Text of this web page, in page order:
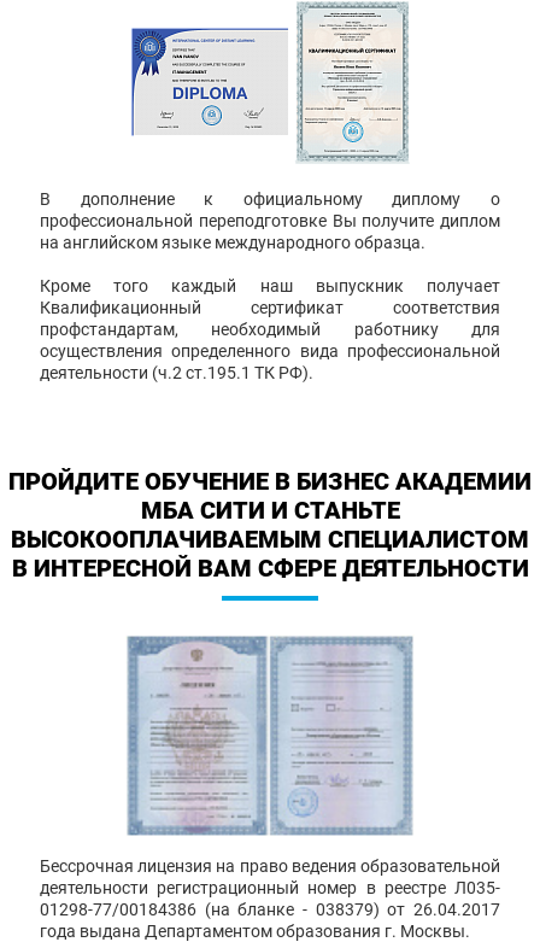
В дополнение к официальному диплому о
профессиональной переподготовке Вы получите диплом
на английском языке международного образца.
Кроме того каждый наш выпускник получает
Квалификационный сертификат соответствия
профстандартам, необходимый работнику для
осуществления определенного вида профессиональной
деятельности (ч.2 ст.195.1 ТК РФ).
ПРОЙДИТЕ ОБУЧЕНИЕ В БИЗНЕС АКАДЕМИИ
МБА СИТИ И СТАНЬТЕ
ВЫСОКООПЛАЧИВАЕМЫМ СПЕЦИАЛИСТОМ
В ИНТЕРЕСНОЙ ВАМ СФЕРЕ ДЕЯТЕЛЬНОСТИ
Бессрочная лицензия на право ведения образовательной
деятельности регистрационный номер в реестре Л035-
01298-77/00184386 (на бланке - 038379) от 26.04.2017
года выдана Департаментом образования г. Москвы.